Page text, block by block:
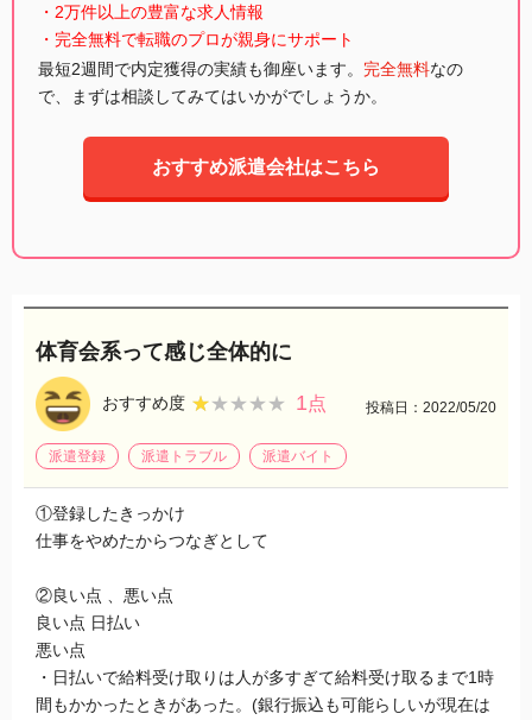
・2万件以上の豊富な求人情報
・完全無料で転職のプロが親身にサポート
最短2週間で内定獲得の実績も御座います。 完全無料なの
で、まずは相談してみてはいかがでしょうか。
おすすめ派遣会社はこちら
体育会系って感じ全体的に
おすすめ度 ★★★★★
★★★★★ 1点 投稿日：2022/05/20
派遣登録 派遣トラブル 派遣バイト
①登録したきっかけ
仕事をやめたからつなぎとして
②良い点 、悪い点
良い点 日払い
悪い点
・日払いで給料受け取りは人が多すぎて給料受け取るまで1時
間もかかったときがあった。(銀行振込も可能らしいが現在は